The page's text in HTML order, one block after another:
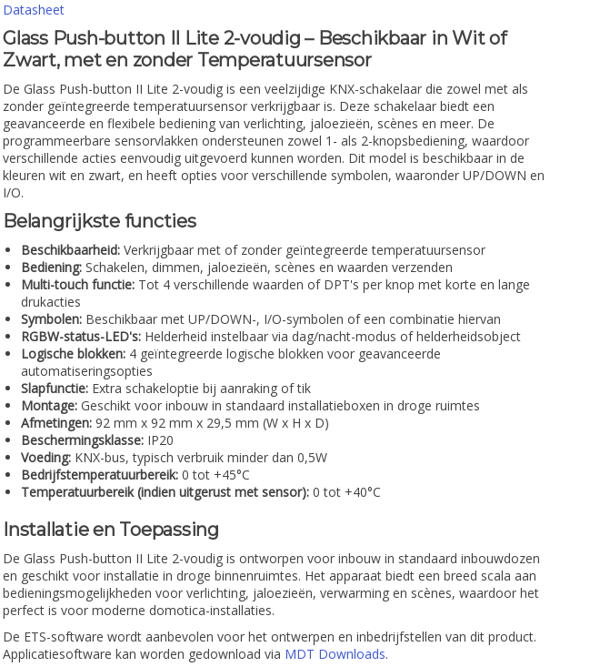
Datasheet
Glass Push-button II Lite 2-voudig – Beschikbaar in Wit of
Zwart, met en zonder Temperatuursensor
De Glass Push-button II Lite 2-voudig is een veelzijdige KNX-schakelaar die zowel met als
zonder geïntegreerde temperatuursensor verkrijgbaar is. Deze schakelaar biedt een
geavanceerde en flexibele bediening van verlichting, jaloezieën, scènes en meer. De
programmeerbare sensorvlakken ondersteunen zowel 1- als 2-knopsbediening, waardoor
verschillende acties eenvoudig uitgevoerd kunnen worden. Dit model is beschikbaar in de
kleuren wit en zwart, en heeft opties voor verschillende symbolen, waaronder UP/DOWN en
I/O.
Belangrijkste functies
Beschikbaarheid: Verkrijgbaar met of zonder geïntegreerde temperatuursensor
Bediening: Schakelen, dimmen, jaloezieën, scènes en waarden verzenden
Multi-touch functie: Tot 4 verschillende waarden of DPT's per knop met korte en lange
drukacties
Symbolen: Beschikbaar met UP/DOWN-, I/O-symbolen of een combinatie hiervan
RGBW-status-LED's: Helderheid instelbaar via dag/nacht-modus of helderheidsobject
Logische blokken: 4 geïntegreerde logische blokken voor geavanceerde
automatiseringsopties
Slapfunctie: Extra schakeloptie bij aanraking of tik
Montage: Geschikt voor inbouw in standaard installatieboxen in droge ruimtes
Afmetingen: 92 mm x 92 mm x 29,5 mm (W x H x D)
Beschermingsklasse: IP20
Voeding: KNX-bus, typisch verbruik minder dan 0,5W
Bedrijfstemperatuurbereik: 0 tot +45°C
Temperatuurbereik (indien uitgerust met sensor): 0 tot +40°C
Installatie en Toepassing
De Glass Push-button II Lite 2-voudig is ontworpen voor inbouw in standaard inbouwdozen
en geschikt voor installatie in droge binnenruimtes. Het apparaat biedt een breed scala aan
bedieningsmogelijkheden voor verlichting, jaloezieën, verwarming en scènes, waardoor het
perfect is voor moderne domotica-installaties.
De ETS-software wordt aanbevolen voor het ontwerpen en inbedrijfstellen van dit product.
Applicatiesoftware kan worden gedownload via MDT Downloads.